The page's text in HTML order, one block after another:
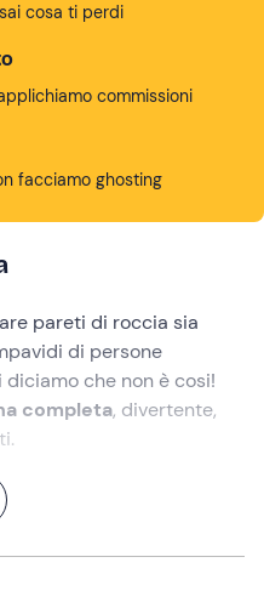
cosa ti perdi
commissioni
facciamo ghosting
pareti di roccia sia
di persone
che non è cosi!
completa, divertente,
l'aiuto di
sport grazie a